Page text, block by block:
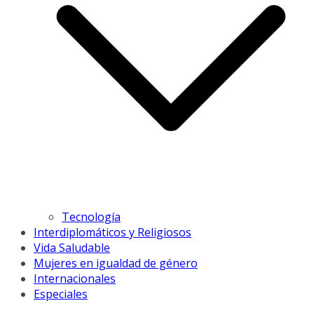
Tecnología
Interdiplomáticos y Religiosos
Vida Saludable
Mujeres en igualdad de género
Internacionales
Especiales